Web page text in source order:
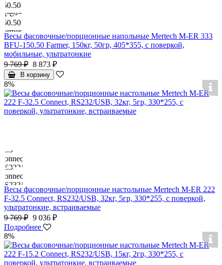
Весы фасовочные/порционные напольные Mertech M-ER 333
BFU-150.50 Farmer, 150кг, 50гр, 405*355, с поверкой,
мобильные, ультратонкие
9 769 ₽ 8 873 ₽
В корзину
8%
Весы фасовочные/порционные настольные Mertech M-ER 222
F-32.5 Connect, RS232/USB, 32кг, 5гр, 330*255, с поверкой,
ультратонкие, встраиваемые
9 769 ₽ 9 036 ₽
Подробнее
8%